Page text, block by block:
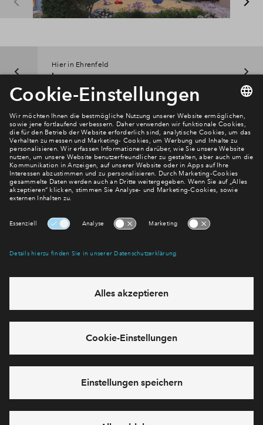
Hier in Ehrenfeld
Lage
Newsletter Anmeldung
Verpassen Sie zu diesem Wohnprojekt keine Neuigkeiten
mehr! Wir halten Sie auf dem Laufenden – mit unserem
regelmäßig erscheinenden Newsletter informieren wir Sie
über den Stand dieses und weiterer Neubauprojekte.
Abonnieren
für unsereDatenschutzerklärung
Formular: